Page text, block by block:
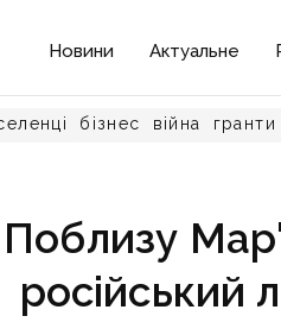
Новини Актуальне
бізнес війна гранти
російський